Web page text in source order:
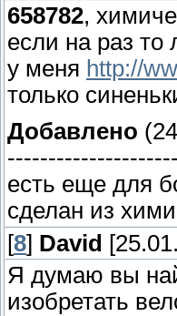
658782,
если на раз то
у меня http://
только
Добавлено
есть еще для
сделан из
[8] David
Я думаю вы
изобретать